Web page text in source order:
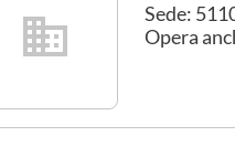
Sede:
Opera